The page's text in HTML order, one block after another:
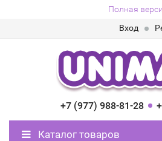
Полная
Вход
+7 (977) 988-81-28
Каталог товаров